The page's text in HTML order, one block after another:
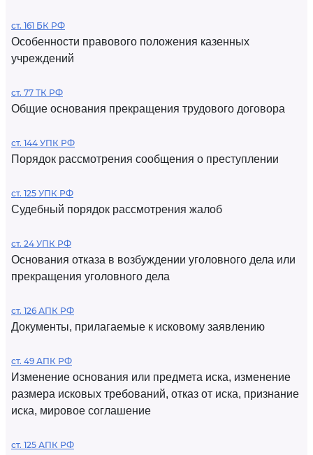
ст. 161 БК РФ
Особенности правового положения казенных
учреждений
ст. 77 ТК РФ
Общие основания прекращения трудового договора
ст. 144 УПК РФ
Порядок рассмотрения сообщения о преступлении
ст. 125 УПК РФ
Судебный порядок рассмотрения жалоб
ст. 24 УПК РФ
Основания отказа в возбуждении уголовного дела или
прекращения уголовного дела
ст. 126 АПК РФ
Документы, прилагаемые к исковому заявлению
ст. 49 АПК РФ
Изменение основания или предмета иска, изменение
размера исковых требований, отказ от иска, признание
иска, мировое соглашение
ст. 125 АПК РФ